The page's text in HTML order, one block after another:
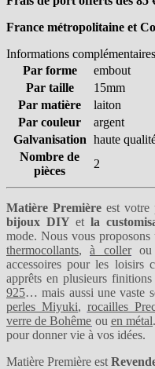
France métropolitaine et
Informations complémentaires
Par forme
embout
Par taille
15mm
Par matière
laiton
Par couleur
argent
Galvanisation haute
Nombre de
pièces
2
Matière Première est votre
bijoux DIY etla
mode. Nous vous
thermocollants,à coller
accessoires pour les loisirs
apprêts en plusieurs finitions
925… mais aussi une vaste
perles Miyuki, rocailles
verre de Bohême ou en métal
pour donner vie à vos idées.
Matière Première est